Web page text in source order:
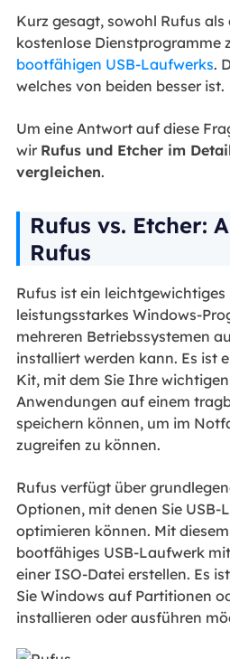
Kurz gesagt, sowohl Rufus
kostenlose Dienstprogramme
bootfähigen USB-Laufwerks.
welches von beiden besser ist.
Um eine Antwort auf diese
wir Rufus und Etcher im
vergleichen.
Rufus vs. Etcher:
Rufus
Rufus ist ein
leistungsstarkes Windows-
mehreren Betriebssystemen
installiert werden kann. Es ist
Kit, mit dem Sie Ihre
Anwendungen auf einem
speichern können, um im
zugreifen zu können.
Rufus verfügt über
Optionen, mit denen Sie USB-
optimieren können. Mit
bootfähiges USB-Laufwerk
einer ISO-Datei erstellen. Es
Sie Windows auf Partitionen
installieren oder ausführen